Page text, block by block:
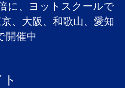
に、ヨットスクールで
、大阪、和歌山、愛知
開催中